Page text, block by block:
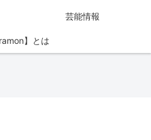
芸能情報
】とは